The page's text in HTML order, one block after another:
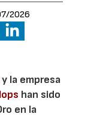
2026
y la empresa
han sido
en la